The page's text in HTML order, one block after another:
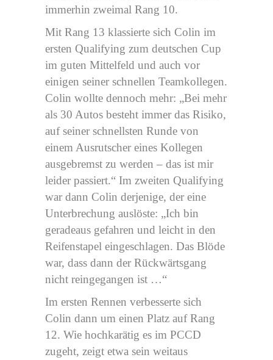
immerhin zweimal Rang 10.
Mit Rang 13 klassierte sich Colin im
ersten Qualifying zum deutschen Cup
im guten Mittelfeld und auch vor
einigen seiner schnellen Teamkollegen.
Colin wollte dennoch mehr: „Bei mehr
als 30 Autos besteht immer das Risiko,
auf seiner schnellsten Runde von
einem Ausrutscher eines Kollegen
ausgebremst zu werden – das ist mir
leider passiert.“ Im zweiten Qualifying
war dann Colin derjenige, der eine
Unterbrechung auslöste: „Ich bin
geradeaus gefahren und leicht in den
Reifenstapel eingeschlagen. Das Blöde
war, dass dann der Rückwärtsgang
nicht reingegangen ist …“
Im ersten Rennen verbesserte sich
Colin dann um einen Platz auf Rang
12. Wie hochkarätig es im PCCD
zugeht, zeigt etwa sein weitaus